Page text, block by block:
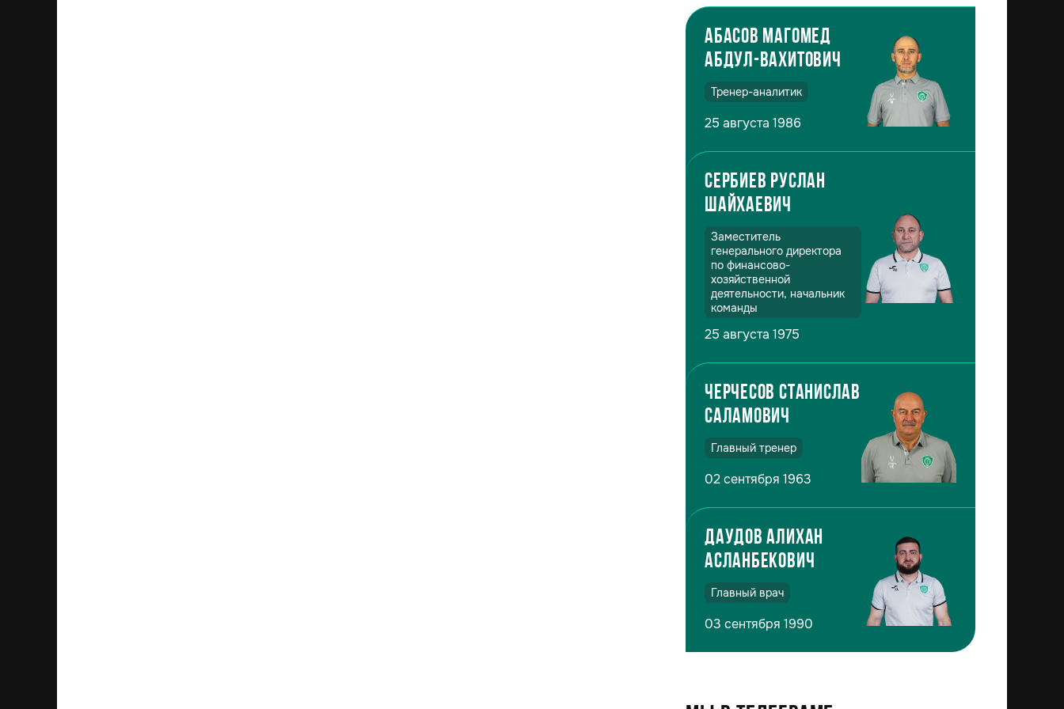
Абасов Магомед
Абдул-Вахитович
Тренер-аналитик
25 августа 1986
Сербиев Руслан
Шайхаевич
Заместитель
генерального директора
по финансово-
хозяйственной
деятельности, начальник
команды
25 августа 1975
Черчесов Станислав
Саламович
Главный тренер
02 сентября 1963
Даудов Алихан
Асланбекович
Главный врач
03 сентября 1990